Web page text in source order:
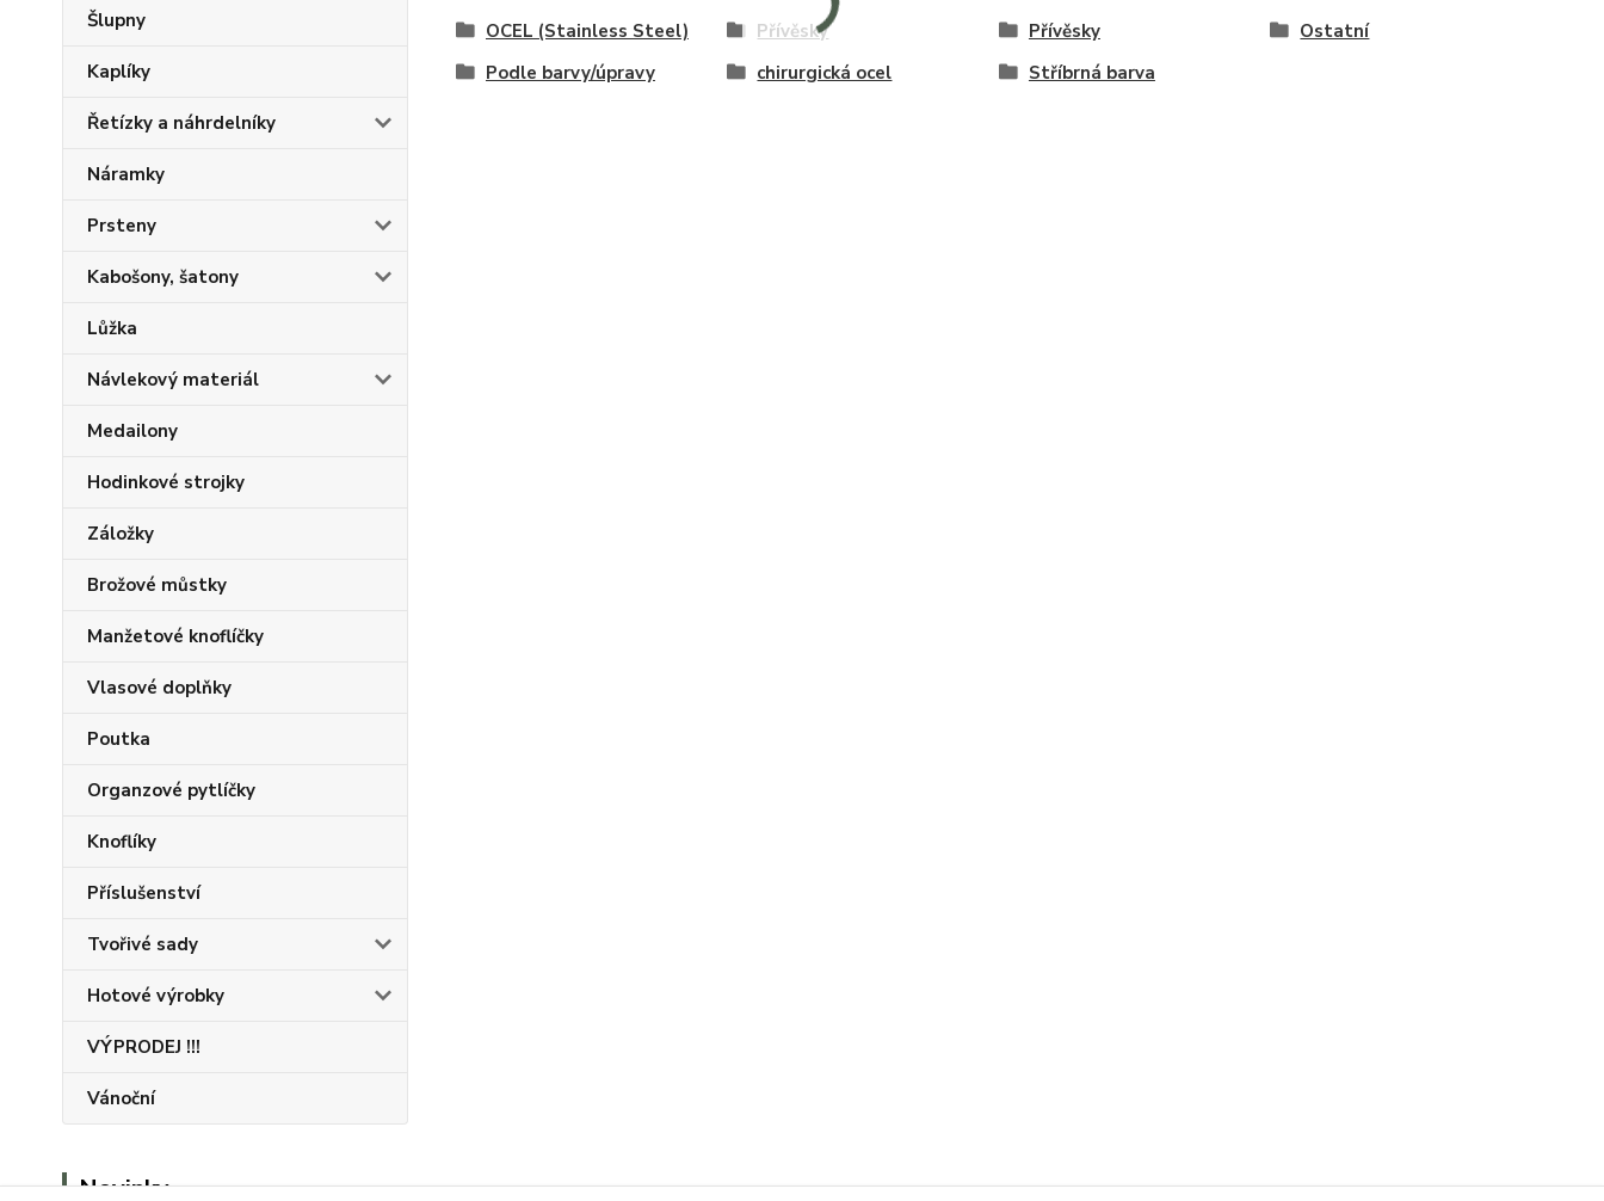
Šlupny
Kaplíky
Řetízky a náhrdelníky
Náramky
Prsteny
Kabošony, šatony
Lůžka
Návlekový materiál
Medailony
Hodinkové strojky
Záložky
Brožové můstky
Manžetové knoflíčky
Vlasové doplňky
Poutka
Organzové pytlíčky
Knoflíky
Příslušenství
Tvořivé sady
Hotové výrobky
VÝPRODEJ !!!
Vánoční
Novinky
OCEL (Stainless Steel) Přívěsky Přívěsky
Ostatní
Podle barvy/úpravy
chirurgická ocel Stříbrná barva